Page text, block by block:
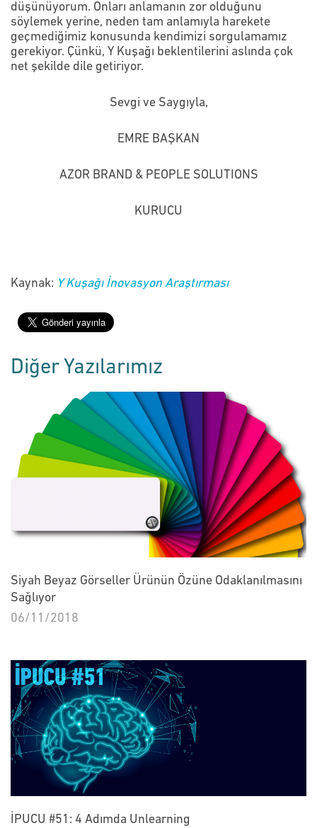
düşünüyorum. Onları anlamanın zor olduğunu
söylemek yerine, neden tam anlamıyla harekete
geçmediğimiz konusunda kendimizi sorgulamamız
gerekiyor. Çünkü, Y Kuşağı beklentilerini aslında çok
net şekilde dile getiriyor.
Sevgi ve Saygıyla,
EMRE BAŞKAN
AZOR BRAND & PEOPLE SOLUTIONS
KURUCU
Kaynak: Y Kuşağı İnovasyon Araştırması
Diğer Yazılarımız
Siyah Beyaz Görseller Ürünün Özüne Odaklanılmasını
Sağlıyor
06/11/2018
İPUCU #51: 4 Adımda Unlearning